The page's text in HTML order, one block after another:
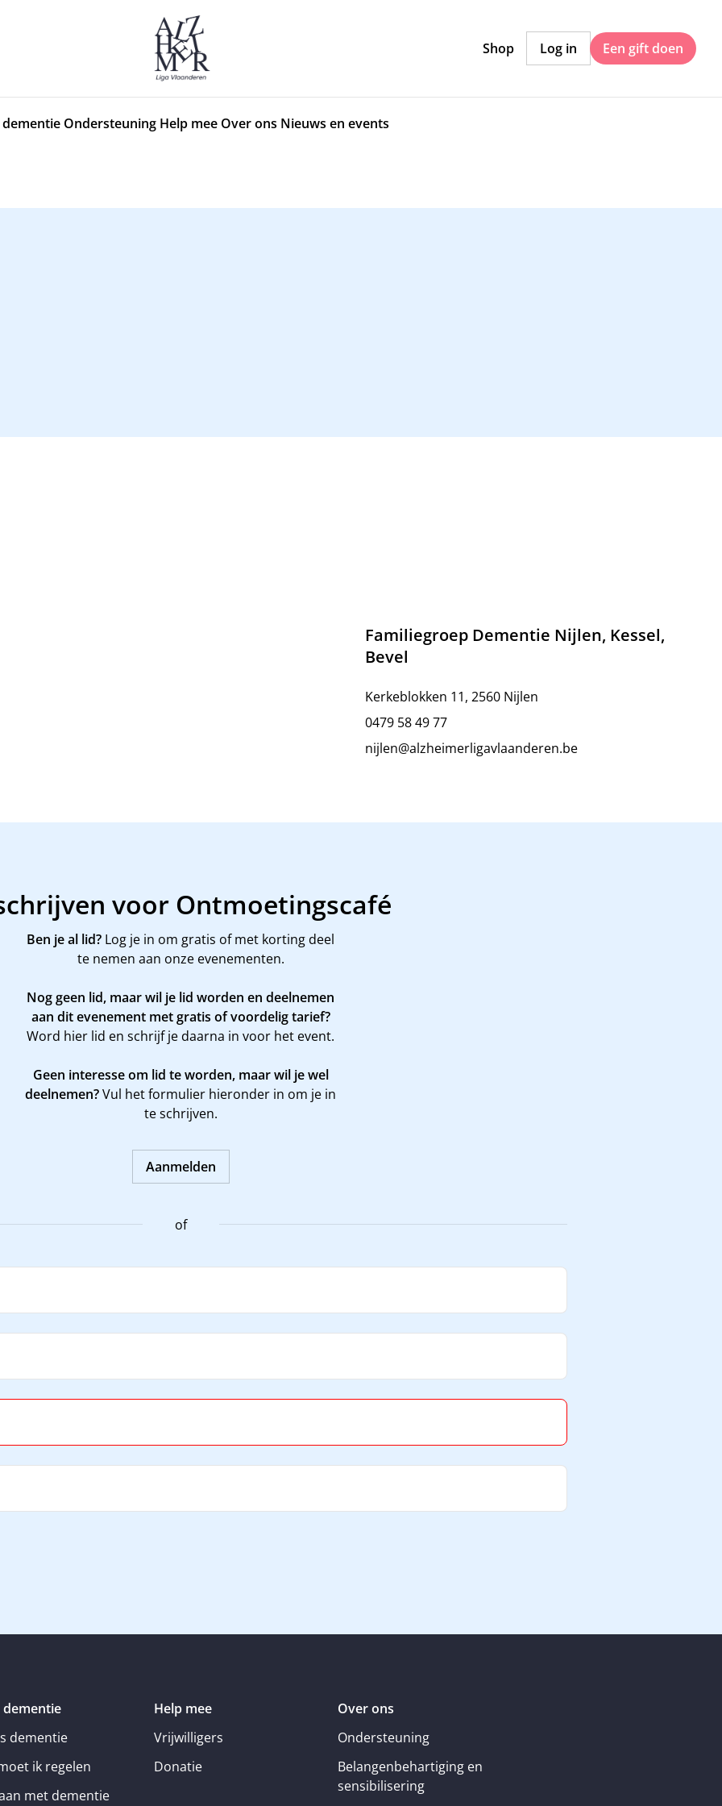
Shop Log in Een gift doen
Ondersteuning Help mee Over ons Nieuws en events
Familiegroep Dementie Nijlen, Kessel,
Bevel
Kerkeblokken 11, 2560 Nijlen
0479 58 49 77
nijlen@alzheimerligavlaanderen.be
voor Ontmoetingscafé
Ben je al lid? Log je in om gratis of met korting deel
te nemen aan onze evenementen.
Nog geen lid, maar wil je lid worden en deelnemen
aan dit evenement met gratis of voordelig tarief?
Word hier lid en schrijf je daarna in voor het event.
Geen interesse om lid te worden, maar wil je wel
deelnemen?Vul het formulier hieronder in om je in
te schrijven.
Aanmelden
of
dementie
dementie
ik regelen
met dementie
Help mee
Vrijwilligers
Donatie
Over ons
Ondersteuning
Belangenbehartiging en
sensibilisering